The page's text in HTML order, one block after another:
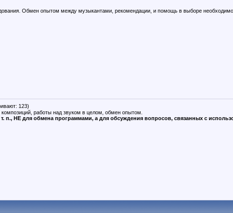
Обмен опытом между музыкантами, рекомендации, и помощь в выборе
123)
работы над звуком в целом, обмен опытом.
п., НЕ для обмена программами, а для обсуждения вопросов, связанных с